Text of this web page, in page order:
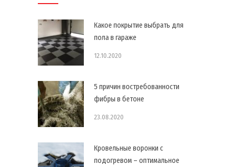
Какое покрытие выбрать для
пола в гараже
12.10.2020
5 причин востребованности
фибры в бетоне
23.08.2020
Кровельные воронки с
подогревом – оптимальное